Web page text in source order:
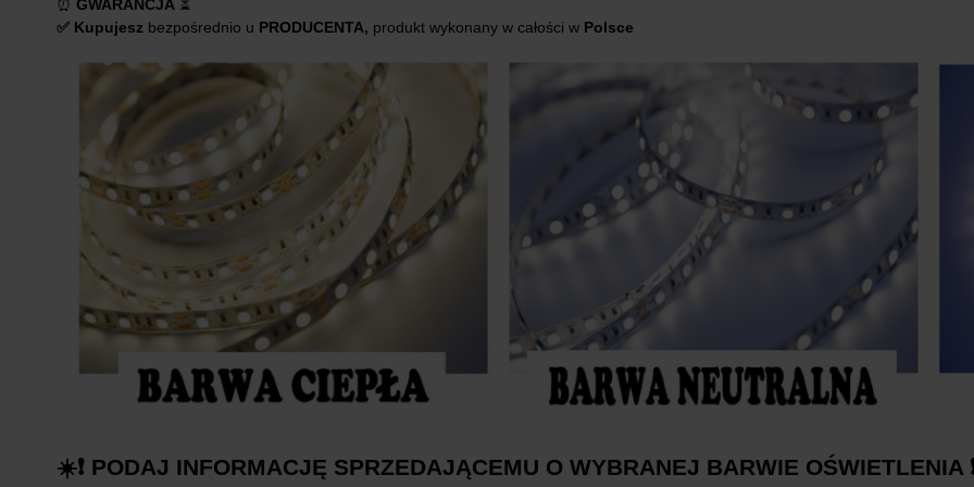
⏰ GWARANCJA ⏳
✅ Kupujesz bezpośrednio u PRODUCENTA, produkt wykonany w całości w Polsce
☀️❗ PODAJ INFORMACJĘ SPRZEDAJĄCEMU O WYBRANEJ BARWIE OŚWIETLENIA